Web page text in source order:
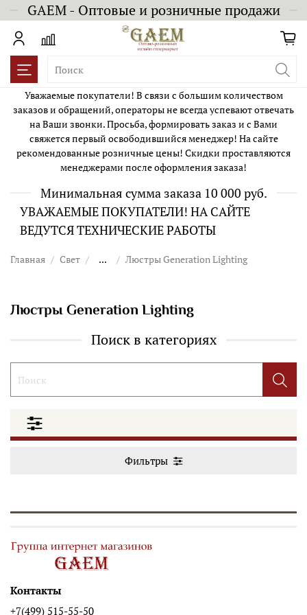
GAEM - Оптовые и розничные продажи
Уважаемые покупатели! В связи с большим количеством
заказов и обращений, операторы не всегда успевают отвечать
на Ваши звонки. Просьба, формировать заказ и с Вами
свяжется первый освободившийся менеджер! На сайте
рекомендованные розничные цены! Скидки проставляются
менеджерами после оформления заказа!
Минимальная сумма заказа 10 000 руб.
УВАЖАЕМЫЕ ПОКУПАТЕЛИ! НА САЙТЕ
ВЕДУТСЯ ТЕХНИЧЕСКИЕ РАБОТЫ
Главная Свет ... Люстры Generation Lighting
Люстры Generation Lighting
Поиск в категориях
Фильтры
Контакты
+7(499) 515-55-50